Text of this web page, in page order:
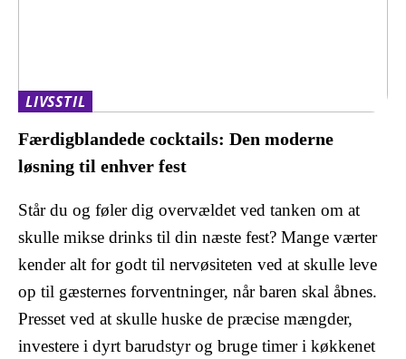
LIVSSTIL
Færdigblandede cocktails: Den moderne
løsning til enhver fest
Står du og føler dig overvældet ved tanken om at
skulle mikse drinks til din næste fest? Mange værter
kender alt for godt til nervøsiteten ved at skulle leve
op til gæsternes forventninger, når baren skal åbnes.
Presset ved at skulle huske de præcise mængder,
investere i dyrt barudstyr og bruge timer i køkkenet